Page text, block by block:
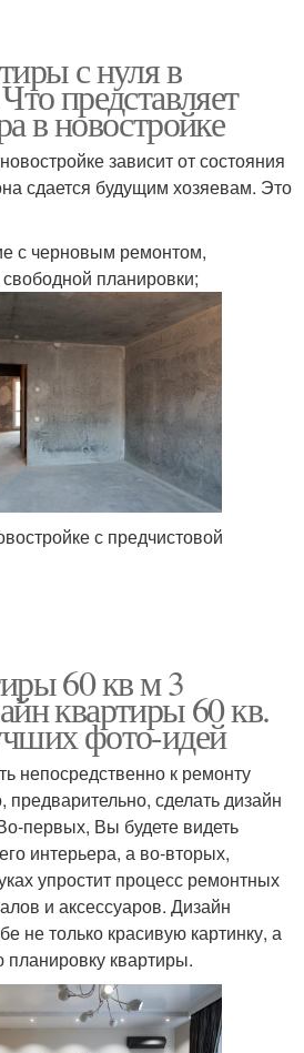
с нуля в
представляет
в новостройке
зависит от состояния
сдается будущим хозяевам. Это
с черновым ремонтом,
планировки;
с предчистовой
60 кв м 3
квартиры 60 кв.
фото-идей
непосредственно к ремонту
предварительно, сделать дизайн
первых, Вы будете видеть
интерьера, а во-вторых,
упростит процесс ремонтных
и аксессуаров. Дизайн
не только красивую картинку, а
квартиры.